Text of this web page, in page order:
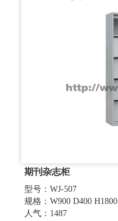
期刊杂志柜
型号：WJ-507
规格：W900 D400 H1800
人气：1487